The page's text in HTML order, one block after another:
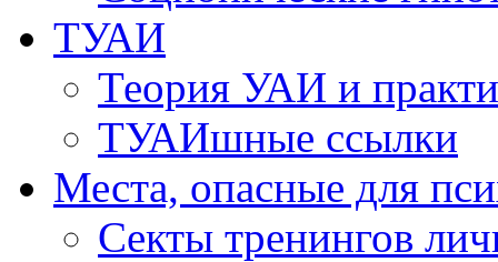
ТУАИ
Теория УАИ и
ТУАИшные ссылки
Места, опасные для
Секты тренингов